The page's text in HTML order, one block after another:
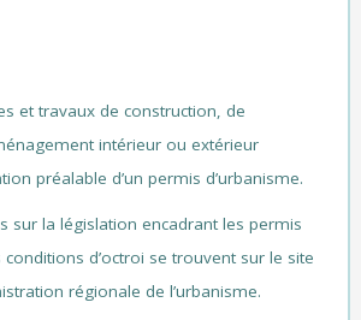
et travaux de construction, de
intérieur ou extérieur
préalable d’un permis d’urbanisme.
sur la législation encadrant les permis
conditions d’octroi se trouvent sur le site
régionale de l’urbanisme.